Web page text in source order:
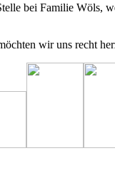
bei Familie Wöls,
wir uns recht